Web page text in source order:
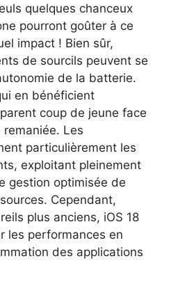
quelques chanceux
pourront goûter à ce
impact ! Bien sûr,
de sourcils peuvent se
de la batterie.
en bénéficient
coup de jeune face
Les
particulièrement les
exploitant pleinement
gestion optimisée de
Cependant,
plus anciens, iOS 18
les performances en
des applications